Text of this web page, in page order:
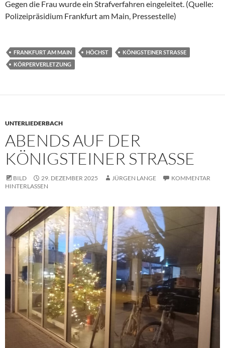
Gegen die Frau wurde ein Strafverfahren eingeleitet. (Quelle:
Polizeipräsidium Frankfurt am Main, Pressestelle)
FRANKFURT AM MAIN HÖCHST
KÖNIGSTEINER STRASSE
KÖRPERVERLETZUNG
UNTERLIEDERBACH
ABENDS AUF DER
KÖNIGSTEINER STRASSE
BILD 29. DEZEMBER 2025 JÜRGEN LANGE
KOMMENTAR
HINTERLASSEN